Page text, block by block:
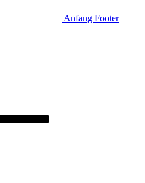
Anfang Footer